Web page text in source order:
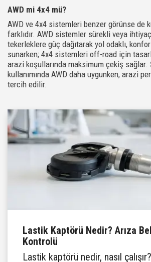
AWD mi 4x4 mü?
AWD ve 4x4 sistemleri benzer görünse de
farklıdır. AWD sistemler sürekli veya
tekerleklere güç dağıtarak yol odaklı,
sunarken; 4x4 sistemleri off-road için
arazi koşullarında maksimum çekiş sağlar.
kullanımında AWD daha uygunken, arazi
tercih edilir.
Lastik Kaptörü Nedir? Arıza
Kontrolü
Lastik kaptörü nedir, nasıl